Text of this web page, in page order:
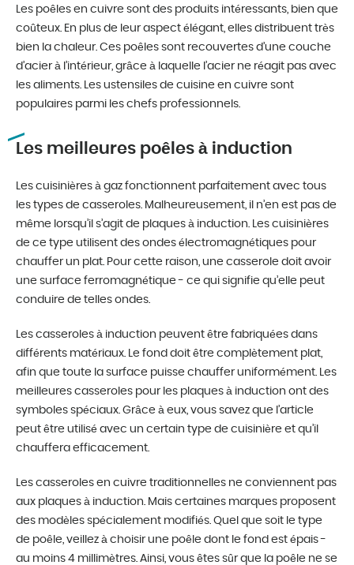
Les poêles en cuivre sont des produits intéressants, bien que
coûteux. En plus de leur aspect élégant, elles distribuent très
bien la chaleur. Ces poêles sont recouvertes d’une couche
d’acier à l’intérieur, grâce à laquelle l’acier ne réagit pas avec
les aliments. Les ustensiles de cuisine en cuivre sont
populaires parmi les chefs professionnels.
Les meilleures poêles à induction
Les cuisinières à gaz fonctionnent parfaitement avec tous
les types de casseroles. Malheureusement, il n’en est pas de
même lorsqu’il s’agit de plaques à induction. Les cuisinières
de ce type utilisent des ondes électromagnétiques pour
chauffer un plat. Pour cette raison, une casserole doit avoir
une surface ferromagnétique - ce qui signifie qu’elle peut
conduire de telles ondes.
Les casseroles à induction peuvent être fabriquées dans
différents matériaux. Le fond doit être complètement plat,
afin que toute la surface puisse chauffer uniformément. Les
meilleures casseroles pour les plaques à induction ont des
symboles spéciaux. Grâce à eux, vous savez que l’article
peut être utilisé avec un certain type de cuisinière et qu’il
chauffera efficacement.
Les casseroles en cuivre traditionnelles ne conviennent pas
aux plaques à induction. Mais certaines marques proposent
des modèles spécialement modifiés. Quel que soit le type
de poêle, veillez à choisir une poêle dont le fond est épais -
au moins 4 millimètres. Ainsi, vous êtes sûr que la poêle ne se